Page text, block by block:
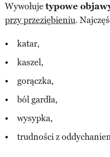
Wywołuje typowe
przy przeziębieniu.
katar,
kaszel,
gorączka,
ból gardła,
wysypka,
trudności z